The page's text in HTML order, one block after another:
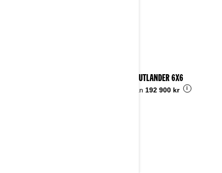
2026 OUTLANDER 6X6
Pris från 192 900 kr i